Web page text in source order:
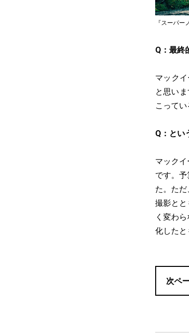
『スーパ
Q：最終
マック
と思い
こってい
Q：とい
マック
です。
た。た
撮影と
く変わ
化したと